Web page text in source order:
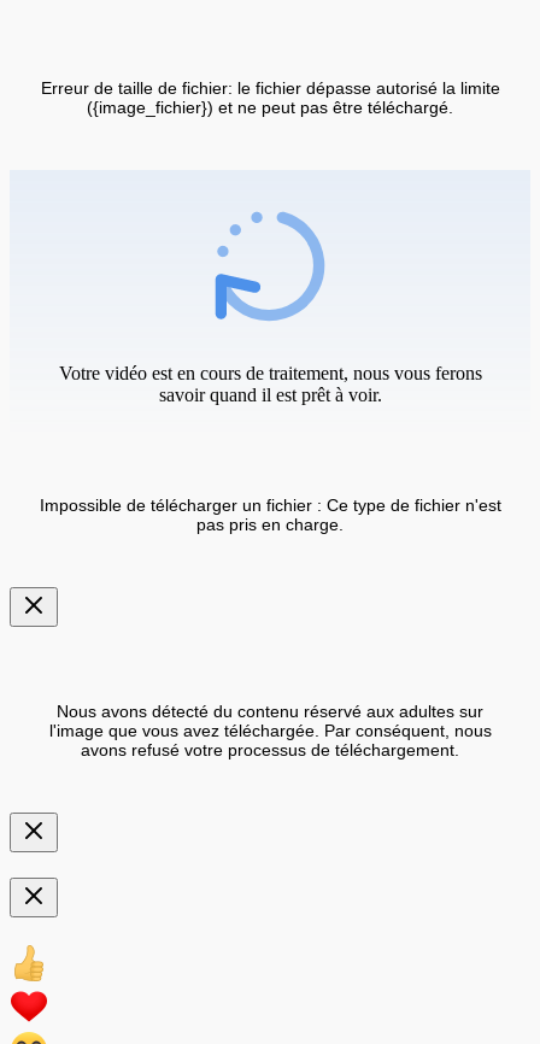
Erreur de taille de fichier: le fichier dépasse autorisé la limite
({image_fichier}) et ne peut pas être téléchargé.
Votre vidéo est en cours de traitement, nous vous ferons
savoir quand il est prêt à voir.
Impossible de télécharger un fichier : Ce type de fichier n'est
pas pris en charge.
Nous avons détecté du contenu réservé aux adultes sur
l'image que vous avez téléchargée. Par conséquent, nous
avons refusé votre processus de téléchargement.